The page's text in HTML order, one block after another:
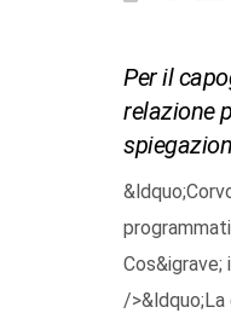
Per il
relazione
/